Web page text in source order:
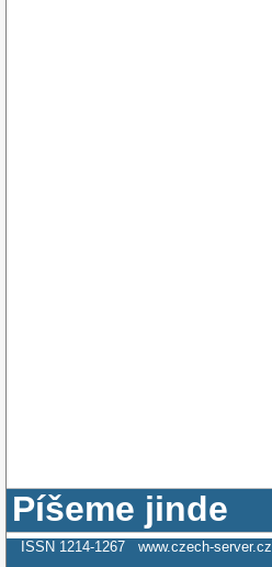
Píšeme jinde
ISSN 1214-1267 www.czech-server.cz